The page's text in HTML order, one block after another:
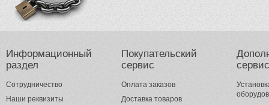
Информационный
раздел
Сотрудничество
Наши реквизиты
Покупательский
сервис
Оплата заказов
Доставка товаров
сервис